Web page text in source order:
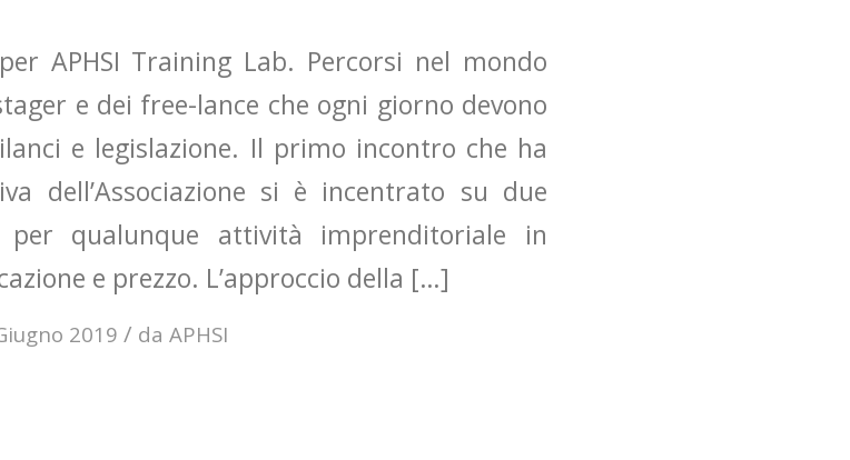
APHSI Training Lab. Percorsi nel mondo
e dei free-lance che ogni giorno devono
e legislazione. Il primo incontro che ha
dell’Associazione si è incentrato su due
qualunque attività imprenditoriale in
e prezzo. L’approccio della […]
2019 / daAPHSI